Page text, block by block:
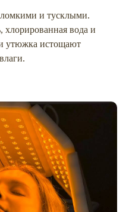
ломкими и тусклыми.
хлорированная вода и
утюжка истощают